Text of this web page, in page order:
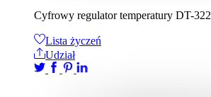
Cyfrowy regulator temperatury DT-322
Lista życzeń
Udział